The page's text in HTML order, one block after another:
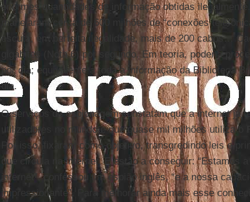
enormes quantidades de informação obtidas
manejaram cerca de 600 milhões de “conexões
escuta, em perfeita ilegalidade, mais de 200 cabos…
gigabites (Nota 6) por segundo. Em teoria, poderia
por dia; equivalente a toda a informação da Biblioteca
dia.
O serviços de espionagem constatam que a internet já
utilizadores no mundo e que quase mil milhões utiliza o
Por isso, fixaram como objetivo, transgredindo leis e
que circula na internet. E estão a conseguir: “Estamos
internet”, confessou um espião inglês, “e a nossa
impressionante”. Para melhorar ainda mais esse